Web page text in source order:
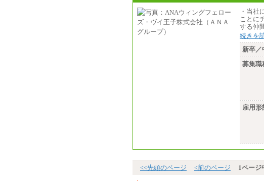
・当社
ことに
する仲
続きを
新卒／
募集職
雇用形
<<先頭のページ <前のページ 1ページ